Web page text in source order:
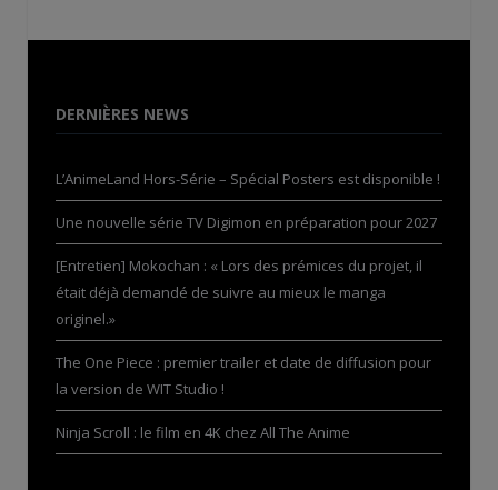
DERNIÈRES NEWS
L’AnimeLand Hors-Série – Spécial Posters est disponible !
Une nouvelle série TV Digimon en préparation pour 2027
[Entretien] Mokochan : « Lors des prémices du projet, il
était déjà demandé de suivre au mieux le manga
originel.»
The One Piece : premier trailer et date de diffusion pour
la version de WIT Studio !
Ninja Scroll : le film en 4K chez All The Anime